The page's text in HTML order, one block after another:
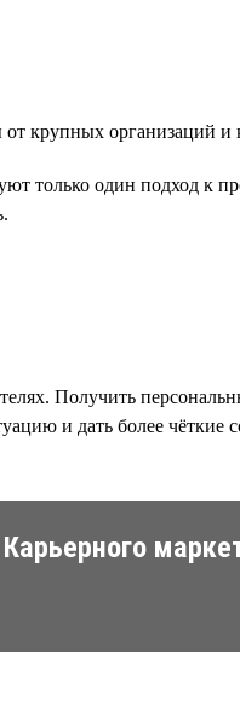
крупных организаций и
только один подход к
Получить
и дать более чёткие